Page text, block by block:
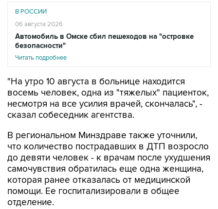
В РОССИИ
06 августа 2026
Автомобиль в Омске сбил пешеходов на "островке
безопасности"
Читать подробнее
"На утро 10 августа в больнице находится
восемь человек, одна из "тяжелых" пациенток,
несмотря на все усилия врачей, скончалась", -
сказал собеседник агентства.
В региональном Минздраве также уточнили,
что количество пострадавших в ДТП возросло
до девяти человек - к врачам после ухудшения
самочувствия обратилась еще одна женщина,
которая ранее отказалась от медицинской
помощи. Ее госпитализировали в общее
отделение.